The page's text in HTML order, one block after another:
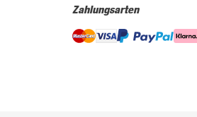
Zahlungsarten